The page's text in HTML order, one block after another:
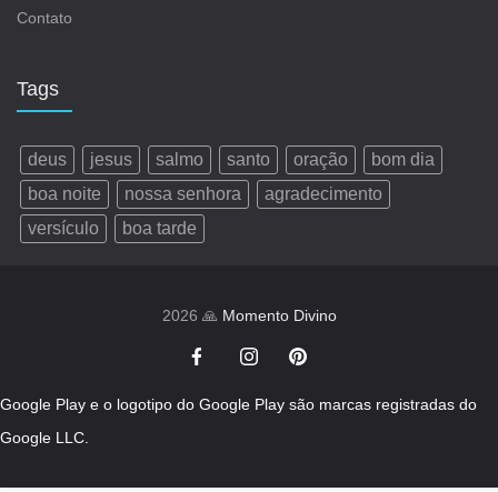
Contato
Tags
deus jesus salmo santo oração
bom dia
boa noite
nossa senhora
agradecimento
versículo
boa tarde
2026 🙏 Momento Divino
Google Play e o logotipo do Google Play são marcas registradas do
Google LLC.